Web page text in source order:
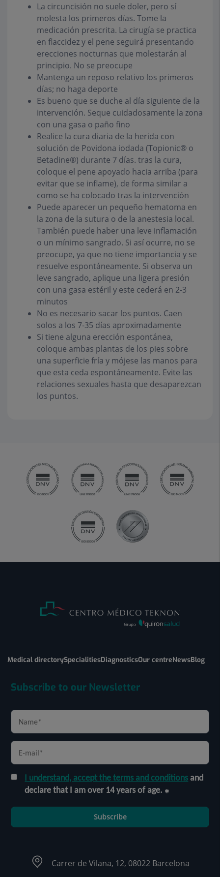
La circuncisión no suele doler, pero sí
molesta los primeros días. Tome la
medicación prescrita. La cirugía se practica
en flaccidez y el pene seguirá presentando
erecciones nocturnas que molestarán al
principio. No se preocupe
Mantenga un reposo relativo los primeros
días; no haga deporte
Es bueno que se duche al día siguiente de la
intervención. Seque cuidadosamente la zona
con una gasa o paño fino
Realice la cura diaria de la herida con
solución de Povidona iodada (Topionic® o
Betadine®) durante 7 días. tras la cura,
coloque el pene apoyado hacia arriba (para
evitar que se inflame), de forma similar a
como se ha colocado tras la intervención
Puede aparecer un pequeño hematoma en
la zona de la sutura o de la anestesia local.
También puede haber una leve inflamación
o un mínimo sangrado. Si así ocurre, no se
preocupe, ya que no tiene importancia y se
resuelve espontáneamente. Si observa un
leve sangrado, aplique una ligera presión
con una gasa estéril y este cederá en 2-3
minutos
No es necesario sacar los puntos. Caen
solos a los 7-35 días aproximadamente
Si tiene alguna erección espontánea,
coloque ambas plantas de los pies sobre
una superficie fría y mójese las manos para
que esta ceda espontáneamente. Evite las
relaciones sexuales hasta que desaparezcan
los puntos.
Medical directorySpecialitiesDiagnosticsOur centreNewsBlog
Subscribe to our Newsletter
I understand, accept the terms and conditionsand
declare that I am over 14 years of age.
Subscribe
Carrer de Vilana, 12, 08022 Barcelona